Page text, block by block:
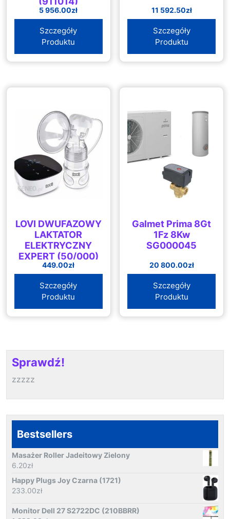
5 956.00zł
Szczegóły
Produktu
11 592.50zł
Szczegóły
Produktu
LOVI DWUFAZOWY
LAKTATOR
ELEKTRYCZNY
EXPERT (50/000)
449.00zł
Szczegóły
Produktu
Galmet Prima 8Gt
1Fz 8Kw
SG000045
20 800.00zł
Szczegóły
Produktu
Sprawdź!
zzzzz
Bestsellers
Masażer Roller Jadeitowy Zielony
6.20zł
Happy Plugs Joy Czarna (1721)
233.00zł
Monitor Dell 27 S2722DC (210BBRR)